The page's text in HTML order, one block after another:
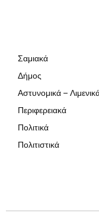
Σαμιακά
Δήμος
Αστυνομικά –
Περιφερειακά
Πολιτικά
Πολιτιστικά